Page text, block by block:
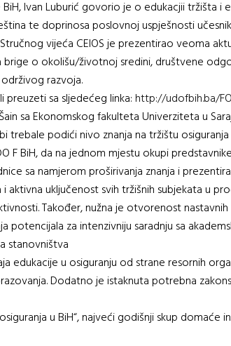
Ivan Luburić govorio je o edukacjii tržišta
te doprinosa poslovnoj uspješnosti
vijeća CEIOS je prezentirao veoma
o okolišu/životnoj sredini, društvene
razvoja.
sa sljedećeg linka:http://udofbih.ba/
sa Ekonomskog fakulteta Univerziteta u
podići nivo znanja na tržištu
F BiH, da na jednom mjestu okupi
sa namjerom proširivanja znanja i
uključenost svih tržišnih subjekata u
Također, nužna je otvorenost
potencijala za intenzivniju saradnju sa
stanovništva
edukacije u osiguranju od strane resornih
Dodatno je istaknuta potrebna
u BiH“, najveći godišnji skup